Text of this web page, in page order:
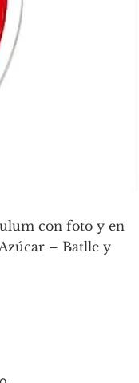
con foto y en
– Batlle y